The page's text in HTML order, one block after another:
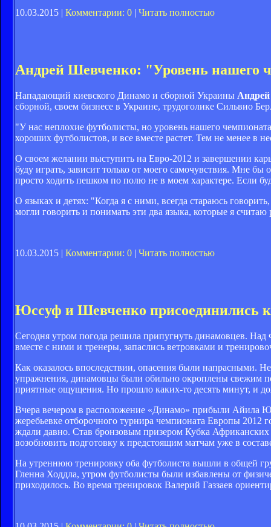
10.03.2015 | Комментарии: 0 | Читать полностью
Андрей Шевченко: "Уровень нашего
Нападающий киевского Динамо и сборной Украины
сборной, своем бизнесе в Украине, трудоголике Сильвио
"У нас неплохие футболисты, но уровень нашего
хороших футболистов, и все вместе растет. Тем не менее в
О своем желании выступить на Евро-2012 и завершении
буду играть, зависит только от моего самочувствия. Мне
просто ходить пешком по полю не в моем характере. Если
О языках и детях: "Когда я с ними, всегда стараюсь
могли говорить и понимать эти два языка, которые я
10.03.2015 | Комментарии: 0 | Читать полностью
Юссуф и Шевченко присоединились
Сегодня утром погода решила припугнуть динамовцев.
вместе с ними и тренеры, запаслись ветровками и
Как оказалось впоследствии, опасения были напрасными.
упражнения, динамовцы были обильно окроплены свежим
приятные ощущения. Но прошло каких-то десять минут, и
Вчера вечером в расположение «Динамо» прибыли Айила
жеребьевке отборочного турнира чемпионата Европы
ждали давно. Став бронзовым призером Кубка
возобновить подготовку к предстоящим матчам уже в
На утреннюю тренировку оба футболиста вышли в общей
Гленна Ходдла, утром футболисты были избавлены от
приходилось. Во время тренировок Валерий Газзаев